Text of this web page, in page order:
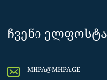
ჩვენი ელფოსტა
MHPA@MHPA.GE